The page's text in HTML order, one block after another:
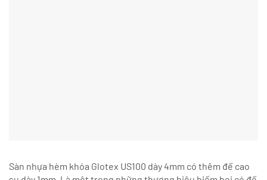
Sàn nhựa hèm khóa Glotex US100 dày 4mm có thêm đế cao